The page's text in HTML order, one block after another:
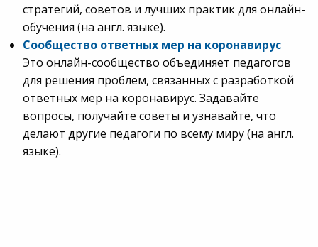
стратегий, советов и лучших практик для онлайн-
обучения (на англ. языке).
Сообщество ответных мер на коронавирус
Это онлайн-сообщество объединяет педагогов
для решения проблем, связанных с разработкой
ответных мер на коронавирус. Задавайте
вопросы, получайте советы и узнавайте, что
делают другие педагоги по всему миру (на англ.
языке).